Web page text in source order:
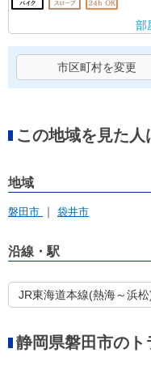
部
市区町村を変更
この地域を見た
地域
磐田市 袋井市
沿線・駅
JR東海道本線(熱海～浜松
静岡県磐田市のト